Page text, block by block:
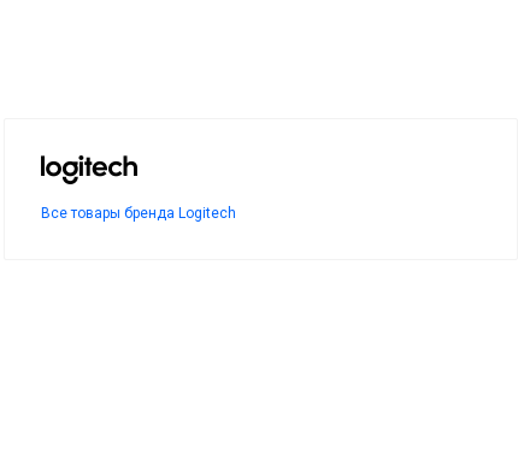
Все товары бренда Logitech